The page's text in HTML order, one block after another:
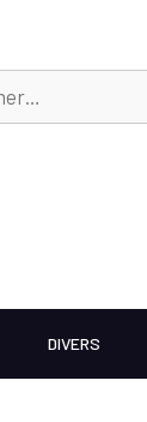
DIVERS